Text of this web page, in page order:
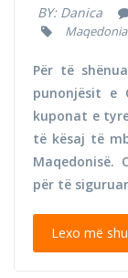
BY: Danica
Maqedonia
Për të
punonjësit e
kuponat e
të kësaj të
Maqedonisë.
për të
Lexo më